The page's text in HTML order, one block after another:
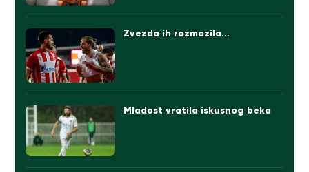
Zvezda ih razmazila…
Mladost vratila iskusnog beka